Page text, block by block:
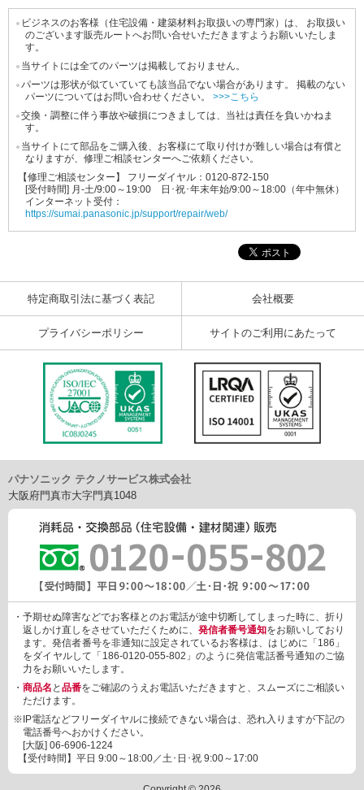
● ビジネスのお客様（住宅設備・建築材料お取扱いの専門家）は、
お取扱い
のございます販売ルートへお問い合せいただきますようお願いいたしま
す。
● 当サイトには全てのパーツは掲載しておりません。
● パーツは形状が似ていていても該当品でない場合があります。
掲載のない
パーツについてはお問い合わせください。 >>>こちら
●交換・調整に伴う事故や破損につきましては、当社は責任を負いかねま
す。
● 当サイトにて部品をご購入後、お客様にて取り付けが難しい場合は有償と
なりますが、修理ご相談センターへご依頼ください。
【修理ご相談センター】 フリーダイヤル：0120-872-150
[受付時間] 月-土/9:00～19:00 日･祝･年末年始/9:00～18:00（年中無休）
インターネット受付：
https://sumai.panasonic.jp/support/repair/web/
特定商取引法に基づく表記 会社概要
プライバシーポリシー サイトのご利用にあたって
パナソニック テクノサービス株式会社
大阪府門真市大字門真1048
・予期せぬ障害などでお客様とのお電話が途中切断してしまった時に、折り
返しかけ直しをさせていただくために、 発信者番号通知をお願いしており
ます。発信者番号を非通知に設定されているお客様は、はじめに「186」
をダイヤルして「186-0120-055-802」のように発信電話番号通知のご協
力をお願いいたします。
・ 商品名 と 品番をご確認のうえお電話いただきますと、スムーズにご相談い
ただけます。
※IP電話などフリーダイヤルに接続できない場合は、恐れ入りますが下記の
電話番号へおかけください。
[大阪] 06-6906-1224
【受付時間】平日 9:00～18:00／土･日･祝 9:00～17:00